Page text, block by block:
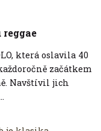
reggae
která oslavila 40
začátkem
Navštívil jich